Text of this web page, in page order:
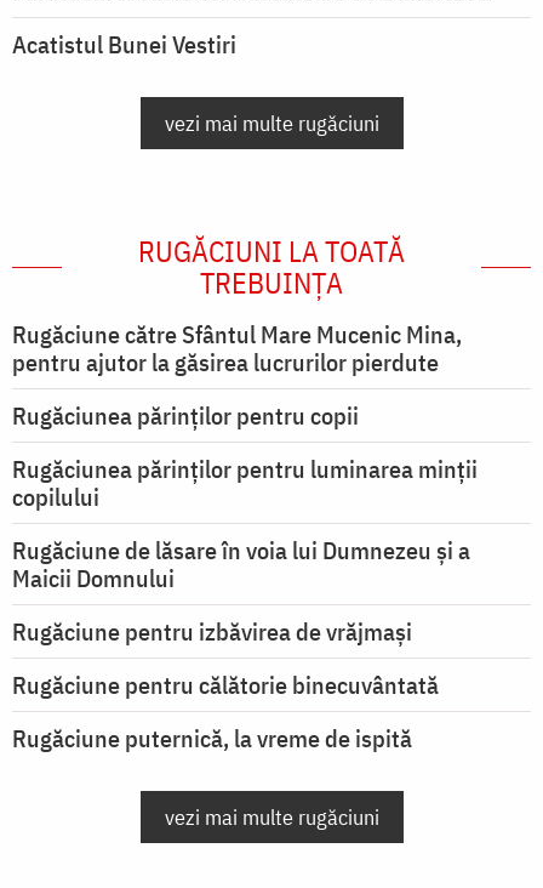
Acatistul Bunei Vestiri
vezi mai multe rugăciuni
RUGĂCIUNI LA TOATĂ
TREBUINȚA
Rugăciune către Sfântul Mare Mucenic Mina,
pentru ajutor la găsirea lucrurilor pierdute
Rugăciunea părinților pentru copii
Rugăciunea părinților pentru luminarea minţii
copilului
Rugăciune de lăsare în voia lui Dumnezeu şi a
Maicii Domnului
Rugăciune pentru izbăvirea de vrăjmași
Rugăciune pentru călătorie binecuvântată
Rugăciune puternică, la vreme de ispită
vezi mai multe rugăciuni